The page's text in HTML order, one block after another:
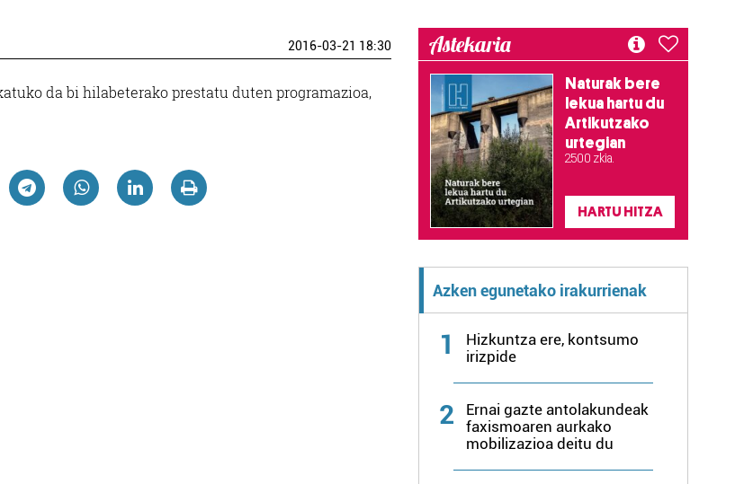
2016-03-21 18:30
da bi hilabeterako prestatu duten programazioa,
Astekaria
Naturak bere
lekua hartu du
Artikutzako
urtegian
2.500 zkia.
HARTU HITZA
Azken egunetako irakurrienak
1
Hizkuntza ere, kontsumo
irizpide
2
Ernai gazte antolakundeak
faxismoaren aurkako
mobilizazioa deitu du